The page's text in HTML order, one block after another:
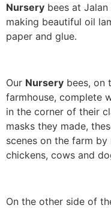
Nursery bees at
making beautiful oil
paper and glue.
Our Nursery bees, on
farmhouse, complete
in the corner of their
masks they made,
scenes on the farm
chickens, cows and
On the other side of